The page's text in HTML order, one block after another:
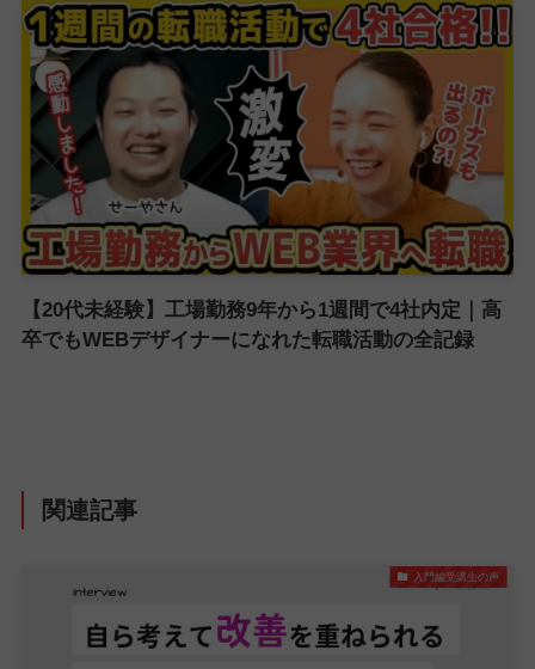
【20代未経験】工場勤務9年から1週間で4社内定｜高
卒でもWEBデザイナーになれた転職活動の全記録
関連記事
入門編受講生の声